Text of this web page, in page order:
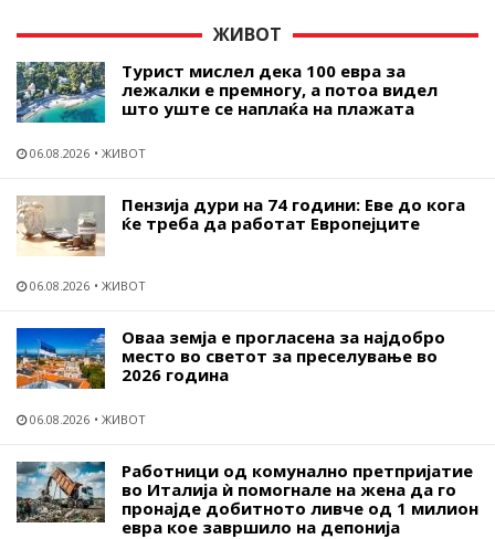
ЖИВОТ
Турист мислел дека 100 евра за
лежалки е премногу, а потоа видел
што уште се наплаќа на плажата
06.08.2026 ЖИВОТ
Пензија дури на 74 години: Еве до кога
ќе треба да работат Европејците
06.08.2026 ЖИВОТ
Оваа земја е прогласена за најдобро
место во светот за преселување во
2026 година
06.08.2026 ЖИВОТ
Работници од комунално претпријатие
во Италија ѝ помогнале на жена да го
пронајде добитното ливче од 1 милион
евра кое завршило на депонија